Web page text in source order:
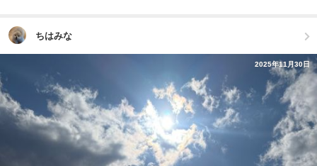
ちはみな
2025年11月30日